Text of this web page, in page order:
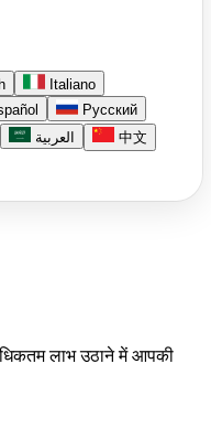
Italiano
Русский
العربية
中文
लाभ उठाने में आपकी